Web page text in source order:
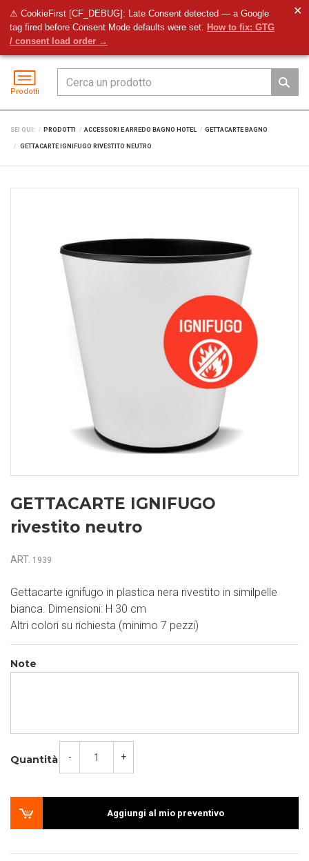
⚠ CookieFirst [CF_DEBUG]: Late Consent detected — a Google
tag fired before Consent Mode defaults were set. How to fix: GTG
/ consent load order →
✕
Prodotti
SEI QUI: PRODOTTI ACCESSORI E ARREDO BAGNO HOTEL GETTACARTE BAGNO
GETTACARTE IGNIFUGO RIVESTITO NEUTRO
GETTACARTE IGNIFUGO
rivestito neutro
ART. 1939
Gettacarte ignifugo in plastica nera rivestito in similpelle
bianca. Dimensioni: H 30 cm
Altri colori su richiesta (minimo 7 pezzi)
Note
Quantità - +
Aggiungi al mio preventivo